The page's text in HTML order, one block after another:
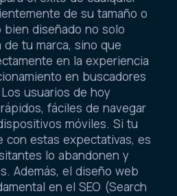
de su tamaño o
diseñado no solo
tu marca, sino que
en la experiencia
en buscadores
usuarios de hoy
fáciles de navegar
móviles. Si tu
con estas expectativas, es
lo abandonen y
Además, el diseño web
en el SEO (Search